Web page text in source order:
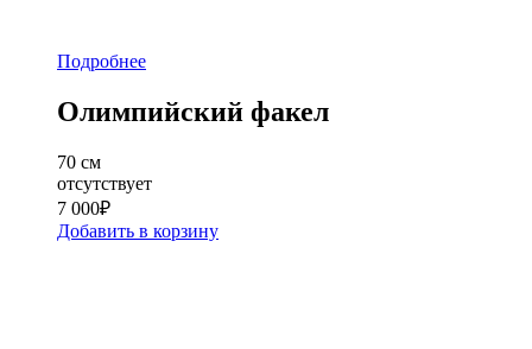
Подробнее
Олимпийский факел
70 см
отсутствует
7 000₽
Добавить в корзину